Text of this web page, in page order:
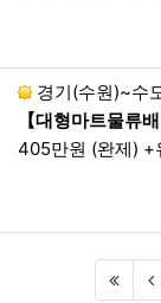
이용자가 입
법령에 따라
때, 데이터베
아니고서는
이용자의 개
유기간의 종
목적 달성,
가 불필요하
경기(수원)~수
【대형마트물류배송】;
405만원 (완제) +
(first)